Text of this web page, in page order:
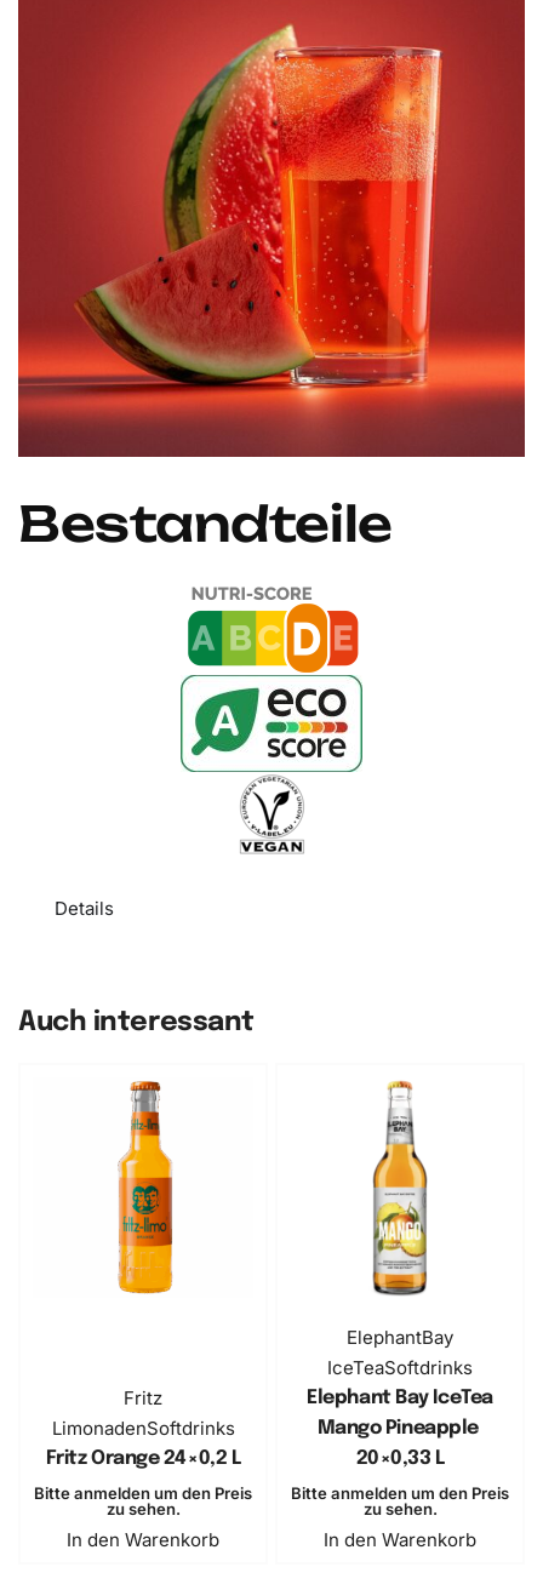
Bestandteile
Details
Auch interessant
Fritz
LimonadenSoftdrinks
Fritz Orange 24×0,2 L
Bitte anmelden um den Preis
zu sehen.
In den Warenkorb
ElephantBay
IceTeaSoftdrinks
Elephant Bay IceTea
Mango Pineapple ​
20×0,33 L
Bitte anmelden um den Preis
zu sehen.
In den Warenkorb